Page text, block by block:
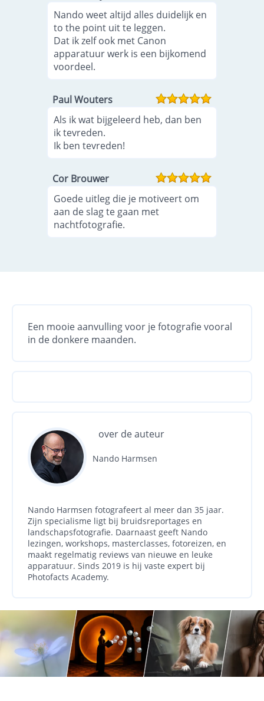
Nando weet altijd alles duidelijk en
to the point uit te leggen.
Dat ik zelf ook met Canon
apparatuur werk is een bijkomend
voordeel.
Paul Wouters
Als ik wat bijgeleerd heb, dan ben
ik tevreden.
Ik ben tevreden!
Cor Brouwer
Goede uitleg die je motiveert om
aan de slag te gaan met
nachtfotografie.
Een mooie aanvulling voor je fotografie vooral
in de donkere maanden.
over de auteur
Nando Harmsen
Nando Harmsen fotografeert al meer dan 35 jaar.
Zijn specialisme ligt bij bruidsreportages en
landschapsfotografie. Daarnaast geeft Nando
lezingen, workshops, masterclasses, fotoreizen, en
maakt regelmatig reviews van nieuwe en leuke
apparatuur. Sinds 2019 is hij vaste expert bij
Photofacts Academy.